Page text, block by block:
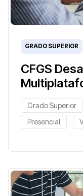
CFGS
GRADO SUPERIOR
Grado Superior
Presencial